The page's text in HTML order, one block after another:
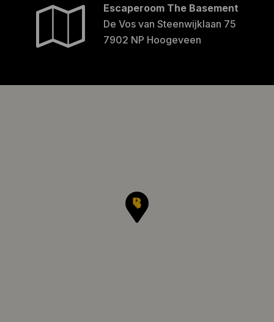
Escaperoom The Basement
De Vos van Steenwijklaan 75
7902 NP Hoogeveen